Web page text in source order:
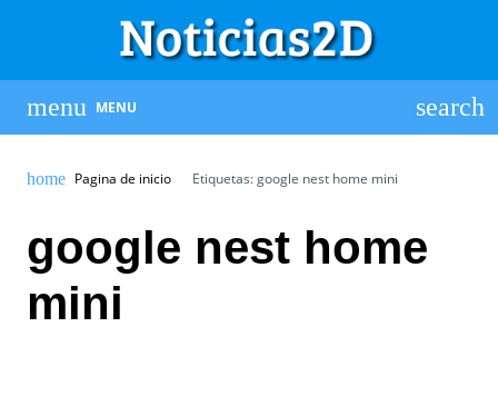
MENU
Pagina de inicio Etiquetas: google nest home mini
google nest home
mini